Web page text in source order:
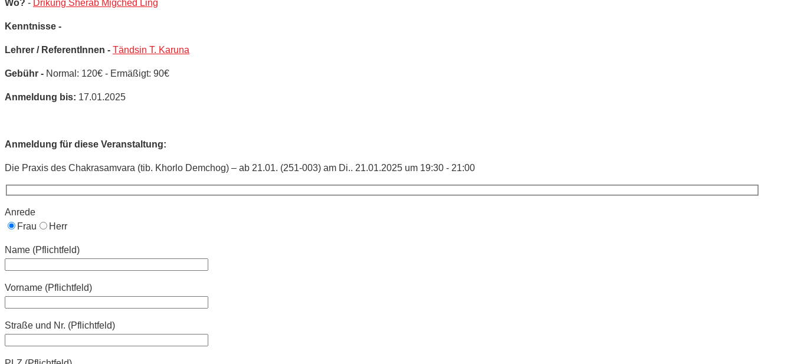
Wo? - Drikung Sherab Migched Ling
Kenntnisse -
Lehrer / ReferentInnen - Tändsin T. Karuna
Gebühr - Normal: 120€ - Ermäßigt: 90€
Anmeldung bis: 17.01.2025
Anmeldung für diese Veranstaltung:
Die Praxis des Chakrasamvara (tib. Khorlo Demchog) – ab 21.01. (251-003) am Di.. 21.01.2025 um 19:30 - 21:00
Anrede
Frau
Herr
Name (Pflichtfeld)
Vorname (Pflichtfeld)
Straße und Nr. (Pflichtfeld)